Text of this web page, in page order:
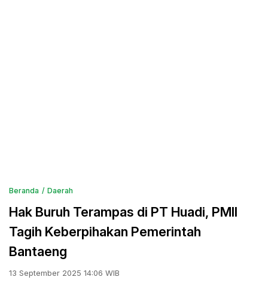
Beranda Daerah
Hak Buruh Terampas di PT Huadi, PMII
Tagih Keberpihakan Pemerintah
Bantaeng
13 September 2025 14:06 WIB